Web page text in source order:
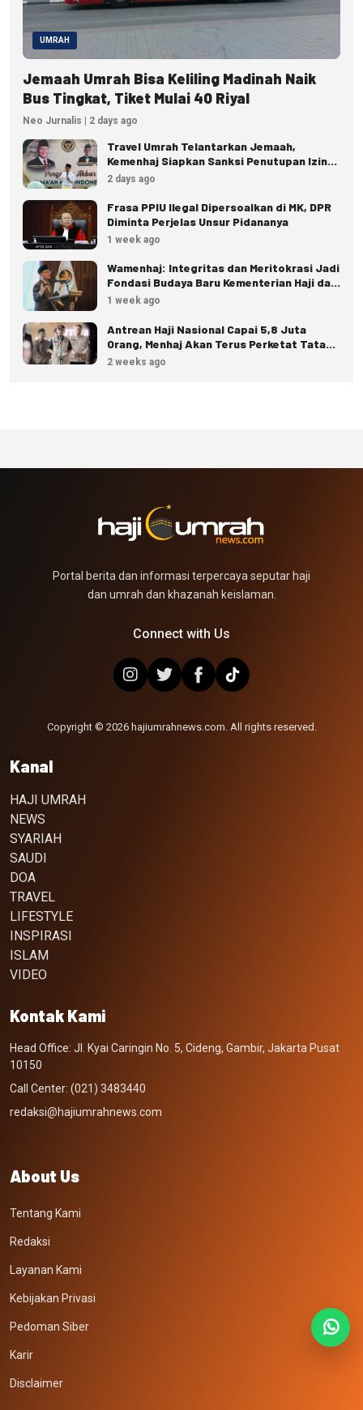
UMRAH
Jemaah Umrah Bisa Keliling Madinah Naik
Bus Tingkat, Tiket Mulai 40 Riyal
Neo Jurnalis | 2 days ago
Travel Umrah Telantarkan Jemaah,
Kemenhaj Siapkan Sanksi Penutupan Izin
hingga Pidana
2 days ago
Frasa PPIU Ilegal Dipersoalkan di MK, DPR
Diminta Perjelas Unsur Pidananya
1 week ago
Wamenhaj: Integritas dan Meritokrasi Jadi
Fondasi Budaya Baru Kementerian Haji dan
Umrah
1 week ago
Antrean Haji Nasional Capai 5,8 Juta
Orang, Menhaj Akan Terus Perketat Tata
Kelola
2 weeks ago
Portal berita dan informasi terpercaya seputar haji
dan umrah dan khazanah keislaman.
Connect with Us
Copyright © 2026 hajiumrahnews.com. All rights reserved.
Kanal
HAJI UMRAH
NEWS
SYARIAH
SAUDI
DOA
TRAVEL
LIFESTYLE
INSPIRASI
ISLAM
VIDEO
Kontak Kami
Head Office: Jl. Kyai Caringin No. 5, Cideng, Gambir, Jakarta Pusat
10150
Call Center: (021) 3483440
redaksi@hajiumrahnews.com
About Us
Tentang Kami
Redaksi
Layanan Kami
Kebijakan Privasi
Pedoman Siber
Karir
Disclaimer